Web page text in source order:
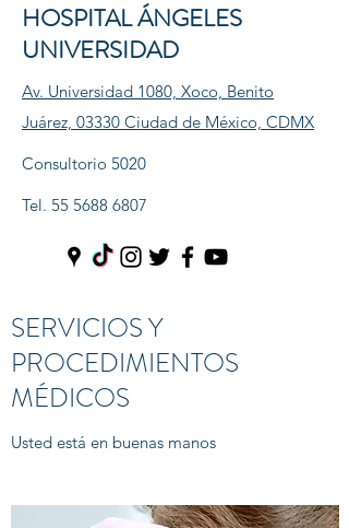
HOSPITAL ÁNGELES
UNIVERSIDAD
Av. Universidad 1080, Xoco, Benito
Juárez, 03330 Ciudad de México, CDMX
Consultorio 5020
Tel. 55 5688 6807
SERVICIOS Y
PROCEDIMIENTOS
MÉDICOS
Usted está en buenas manos